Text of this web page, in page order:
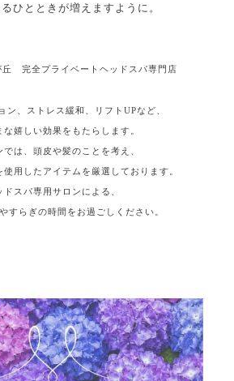
ひとときが増えますように。
丘 完全プライベートヘッドスパ専門店
ン、ストレス緩和、リフトUPなど、
な嬉しい効果をもたらします。
では、頭皮や髪のことを考え、
使用したアイテムを厳選しております。
ドスパ専用サロンによる、
すらぎの時間をお過ごしください。